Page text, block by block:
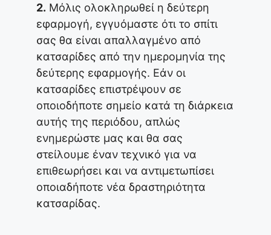
2. Μόλις ολοκληρωθεί η δεύτερη
εφαρμογή, εγγυόμαστε ότι το σπίτι
σας θα είναι απαλλαγμένο από
κατσαρίδες από την ημερομηνία της
δεύτερης εφαρμογής. Εάν οι
κατσαρίδες επιστρέψουν σε
οποιοδήποτε σημείο κατά τη διάρκεια
αυτής της περιόδου, απλώς
ενημερώστε μας και θα σας
στείλουμε έναν τεχνικό για να
επιθεωρήσει και να αντιμετωπίσει
οποιαδήποτε νέα δραστηριότητα
κατσαρίδας.